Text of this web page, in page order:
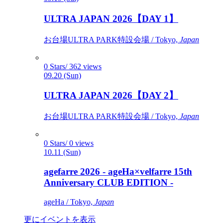
ULTRA JAPAN 2026【DAY 1】
お台場ULTRA PARK特設会場 / Tokyo, Japan
0 Stars/ 362 views
09.20 (Sun)
ULTRA JAPAN 2026【DAY 2】
お台場ULTRA PARK特設会場 / Tokyo, Japan
0 Stars/ 0 views
10.11 (Sun)
agefarre 2026 - ageHa×velfarre 15th
Anniversary CLUB EDITION -
ageHa / Tokyo, Japan
更にイベントを表示